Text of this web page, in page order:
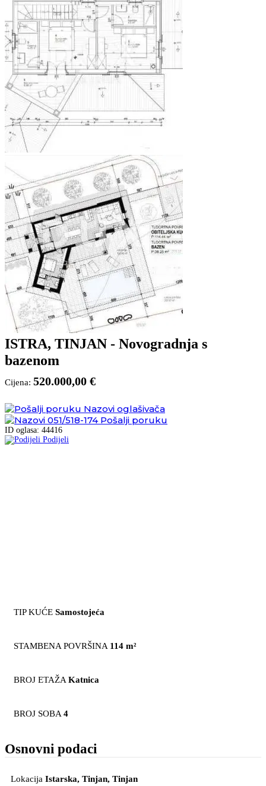
ISTRA, TINJAN - Novogradnja s
bazenom
Cijena: 520.000,00 €
Nazovi oglašivača
051/518-174 Pošalji poruku
ID oglasa: 44416
Podijeli
TIP KUĆE Samostojeća
STAMBENA POVRŠINA 114 m²
BROJ ETAŽA Katnica
BROJ SOBA 4
Osnovni podaci
Lokacija Istarska, Tinjan, Tinjan